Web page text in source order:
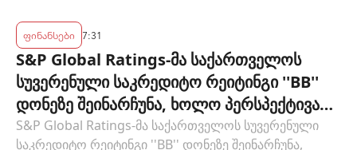
ბანკის პოლიტიკის ეფექტიანობას
ფინანსები 7:31
S&P Global Ratings-მა საქართველოს
სუვერენული საკრედიტო რეიტინგი ''BB''
დონეზე შეინარჩუნა, ხოლო პერსპექტივა
"სტაბილურიდან" "პოზიტიურამდე"
S&P Global Ratings-მა საქართველოს სუვერენული
საკრედიტო რეიტინგი ''BB'' დონეზე შეინარჩუნა,